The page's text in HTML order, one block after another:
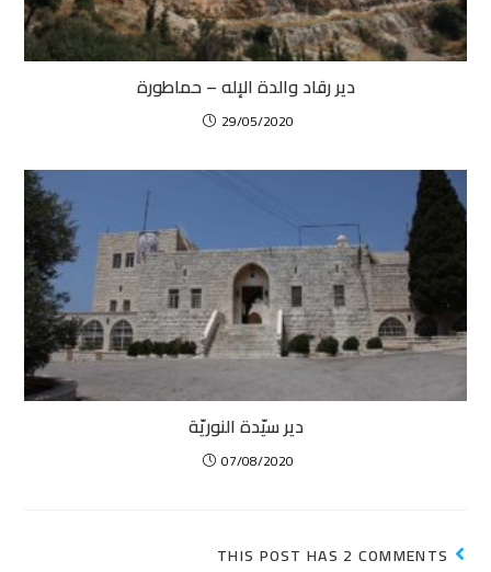
دير رقاد والدة الإله – حماطورة
29/05/2020
دير سيّدة النوريّة
07/08/2020
THIS POST HAS 2 COMMENTS